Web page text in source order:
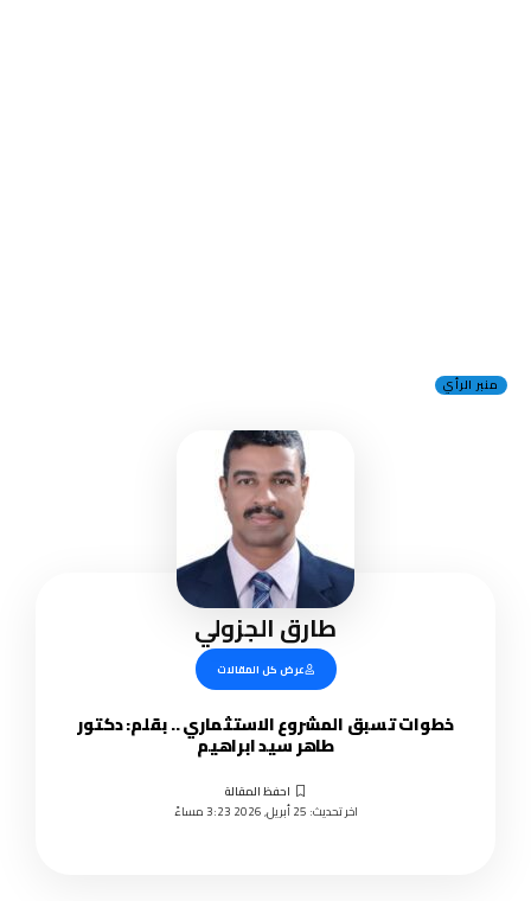
منبر الرأي
طارق الجزولي
عرض كل المقالات
خطوات تسبق المشروع الاستثماري .. بقلم: دكتور
طاهر سيد ابراهيم
اخر تحديث: 25 أبريل, 2026 3:23 مساءً